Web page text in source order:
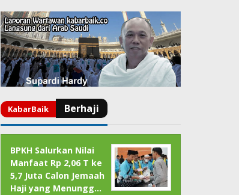
BPKH Salurkan Nilai
Manfaat Rp 2,06 T ke
5,7 Juta Calon Jemaah
Haji yang Menungg…